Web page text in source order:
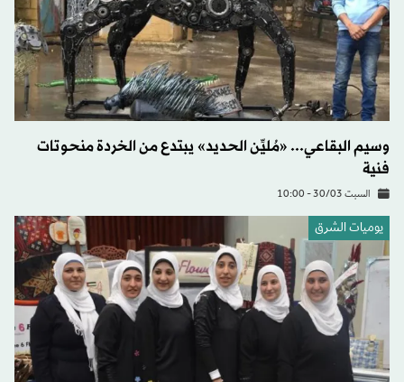
وسيم البقاعي... «مُليِّن الحديد» يبتدع من الخردة منحوتات
فنية
السبت 30/03 - 10:00
يوميات الشرق